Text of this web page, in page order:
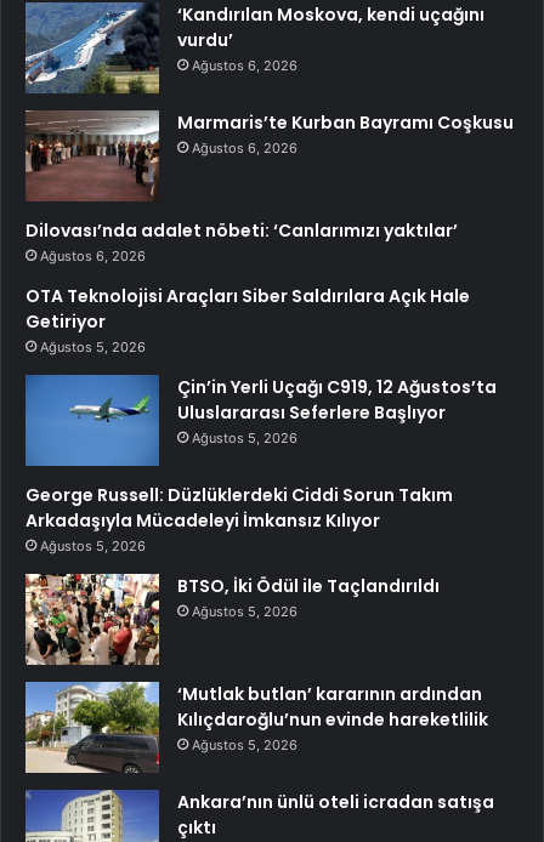
‘Kandırılan Moskova, kendi uçağını
vurdu’
Ağustos 6, 2026
Marmaris’te Kurban Bayramı Coşkusu
Ağustos 6, 2026
Dilovası’nda adalet nöbeti: ‘Canlarımızı yaktılar’
Ağustos 6, 2026
OTA Teknolojisi Araçları Siber Saldırılara Açık Hale
Getiriyor
Ağustos 5, 2026
Çin’in Yerli Uçağı C919, 12 Ağustos’ta
Uluslararası Seferlere Başlıyor
Ağustos 5, 2026
George Russell: Düzlüklerdeki Ciddi Sorun Takım
Arkadaşıyla Mücadeleyi İmkansız Kılıyor
Ağustos 5, 2026
BTSO, İki Ödül ile Taçlandırıldı
Ağustos 5, 2026
‘Mutlak butlan’ kararının ardından
Kılıçdaroğlu’nun evinde hareketlilik
Ağustos 5, 2026
Ankara’nın ünlü oteli icradan satışa
çıktı